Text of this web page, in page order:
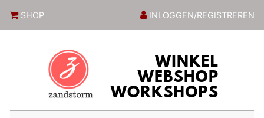
SHOP INLOGGEN/REGISTREREN